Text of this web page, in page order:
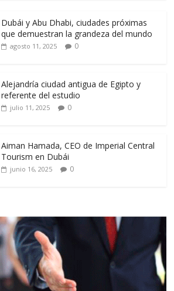
Dubái y Abu Dhabi, ciudades próximas
que demuestran la grandeza del mundo
agosto 11, 2025 0
Alejandría ciudad antigua de Egipto y
referente del estudio
julio 11, 2025 0
Aiman Hamada, CEO de Imperial Central
Tourism en Dubái
junio 16, 2025 0